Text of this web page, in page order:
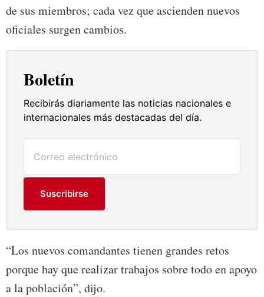
de sus miembros; cada vez que ascienden nuevos
oficiales surgen cambios.
Boletín
Recibirás diariamente las noticias nacionales e
internacionales más destacadas del día.
Suscribirse
“Los nuevos comandantes tienen grandes retos
porque hay que realizar trabajos sobre todo en apoyo
a la población”, dijo.